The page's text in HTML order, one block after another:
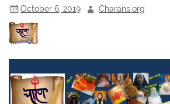
October 6, 2019 Charans.org